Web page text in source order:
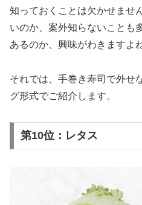
知っておくことは欠かせませ
いのか、案外知らないことも
あるのか、興味がわきますよね
それでは、手巻き寿司で外せ
グ形式でご紹介します。
第10位：レタス